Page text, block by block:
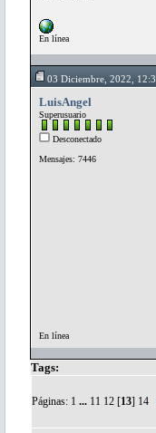
En línea
03 Diciembre, 2022,
LuisAngel
Superusuario
Desconectado
Mensajes: 7446
En línea
Tags:
Páginas: 1 ... 11 12 [13] 14